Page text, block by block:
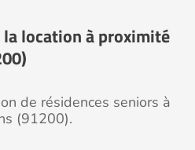
location à proximité
de résidences seniors à
(91200).